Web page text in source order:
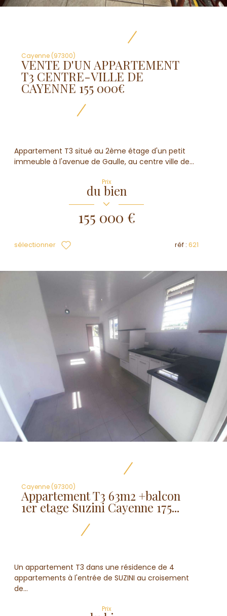
Cayenne (97300)
VENTE D'UN APPARTEMENT
T3 CENTRE-VILLE DE
CAYENNE 155 000€
Appartement T3 situé au 2ème étage d'un petit
immeuble à l'avenue de Gaulle, au centre ville de...
Prix
du bien
155 000 €
sélectionner réf : 621
Cayenne (97300)
Appartement T3 63m2 +balcon
1er etage Suzini Cayenne 175...
Un appartement T3 dans une résidence de 4
appartements à l'entrée de SUZINI au croisement
de...
Prix